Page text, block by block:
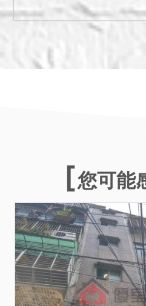
五、本
儘量將
海砂屋
水、火
後尚未
價格之
源有限
所揭露
實，縱
以調查
情，應
場查訪
定後買
您可能